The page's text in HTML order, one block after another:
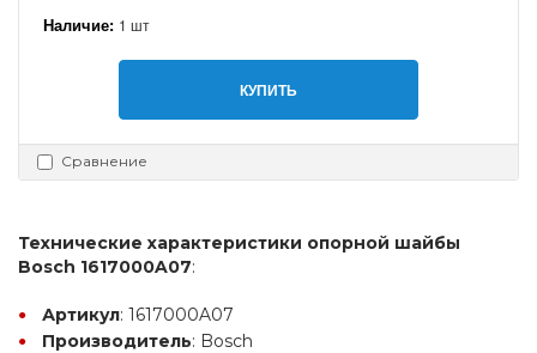
Наличие: 1 шт
КУПИТЬ
Сравнение
Технические характеристики опорной шайбы
Bosch 1617000A07:
Артикул: 1617000A07
Производитель: Bosch